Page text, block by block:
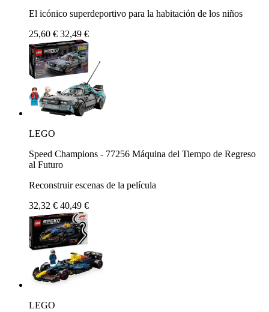
El icónico superdeportivo para la habitación de los niños
25,60 € 32,49 €
LEGO
Speed Champions - 77256 Máquina del Tiempo de Regreso
al Futuro
Reconstruir escenas de la película
32,32 € 40,49 €
LEGO